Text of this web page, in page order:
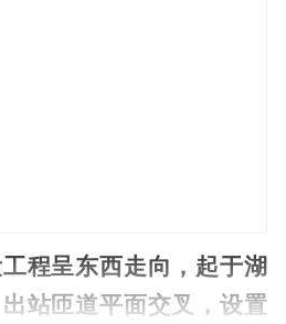
程呈东西走向，起于湖
站匝道平面交叉， 设置